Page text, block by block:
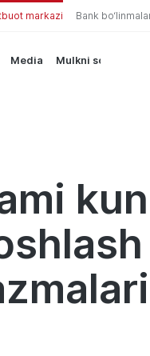
markazi Bank
Media Mulkni sotish